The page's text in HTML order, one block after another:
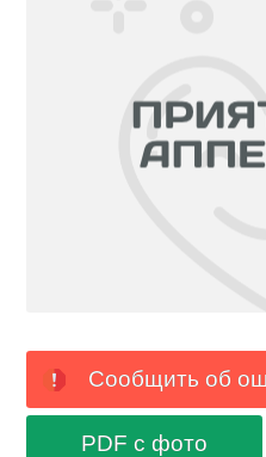
Сообщить об
PDF с фото